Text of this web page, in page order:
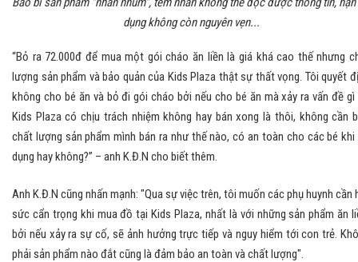
dụng không còn nguyên vẹn...
“Bỏ ra 72.000đ để mua một gói cháo ăn liền là giá khá cao thế nhưng
lượng sản phẩm và bảo quản của Kids Plaza thật sự thất vọng. Tôi quyết
không cho bé ăn và bỏ đi gói cháo bởi nếu cho bé ăn mà xảy ra vấn đề
Kids Plaza có chịu trách nhiệm không hay bán xong là thôi, không cần
chất lượng sản phẩm mình bán ra như thế nào, có an toàn cho các bé
dụng hay không?” – anh K.Đ.N cho biết thêm.
Anh K.Đ.N cũng nhấn mạnh: "Qua sự việc trên, tôi muốn các phụ huynh cần
sức cẩn trọng khi mua đồ tại Kids Plaza, nhất là với những sản phẩm ăn
bởi nếu xảy ra sự cố, sẽ ảnh hưởng trực tiếp và nguy hiểm tới con trẻ.
phải sản phẩm nào đắt cũng là đảm bảo an toàn và chất lượng".